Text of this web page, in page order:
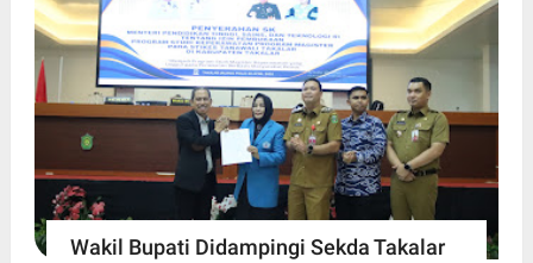
Wakil Bupati Didampingi Sekda Takalar